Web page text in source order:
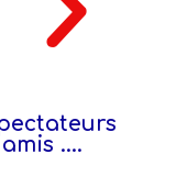
....